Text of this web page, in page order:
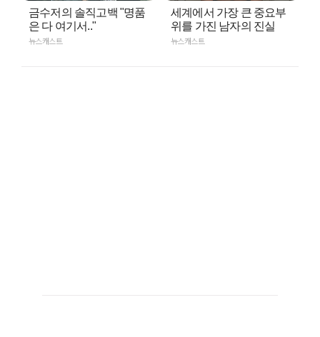
금수저의 솔직고백 "명품
은 다 여기서.."
뉴스캐스트
세계에서 가장 큰 중요부
위를 가진 남자의 진실
뉴스캐스트